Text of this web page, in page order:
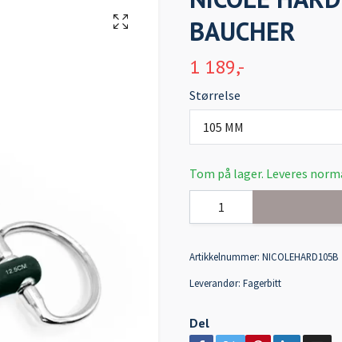
BAUCHER
1 189,-
Størrelse
105 MM
Tom på lager. Leveres
Artikkelnummer: NICOLEHARD105B
Leverandør: Fagerbitt
Del